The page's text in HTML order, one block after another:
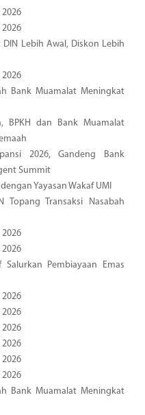
DIN Lebih Awal, Diskon Lebih
Bank Muamalat Meningkat
BPKH dan Bank Muamalat
2026, Gandeng Bank
Summit
Yayasan Wakaf UMI
Transaksi Nasabah
Pembiayaan Emas
Bank Muamalat Meningkat